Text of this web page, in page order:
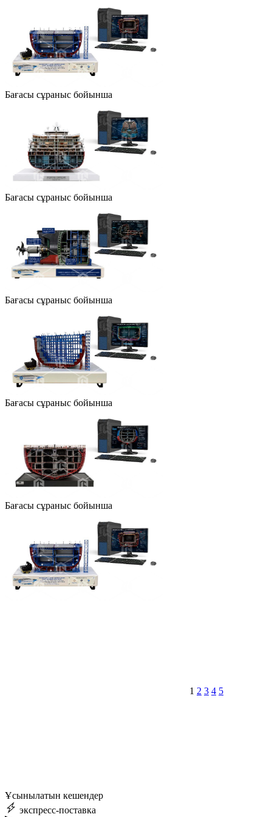
Бағасы сұраныс бойынша
Бағасы сұраныс бойынша
Бағасы сұраныс бойынша
Бағасы сұраныс бойынша
Бағасы сұраныс бойынша
1 2 3 4 5
Ұсынылатын кешендер
экспресс-поставка